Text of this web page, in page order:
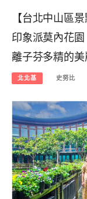
【台北中山區
印象派莫內花
離子芬多精的美
北北基 史努比